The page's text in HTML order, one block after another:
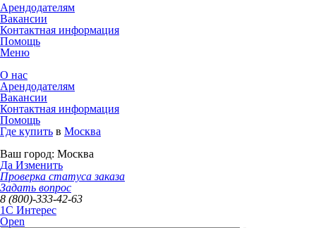
Арендодателям
Вакансии
Контактная информация
Помощь
Меню
О нас
Арендодателям
Вакансии
Контактная информация
Помощь
Где купить в Москва
Ваш город: Москва
Да Изменить
Проверка статуса заказа
Задать вопрос
8 (800)-333-42-63
1C Интерес
Open